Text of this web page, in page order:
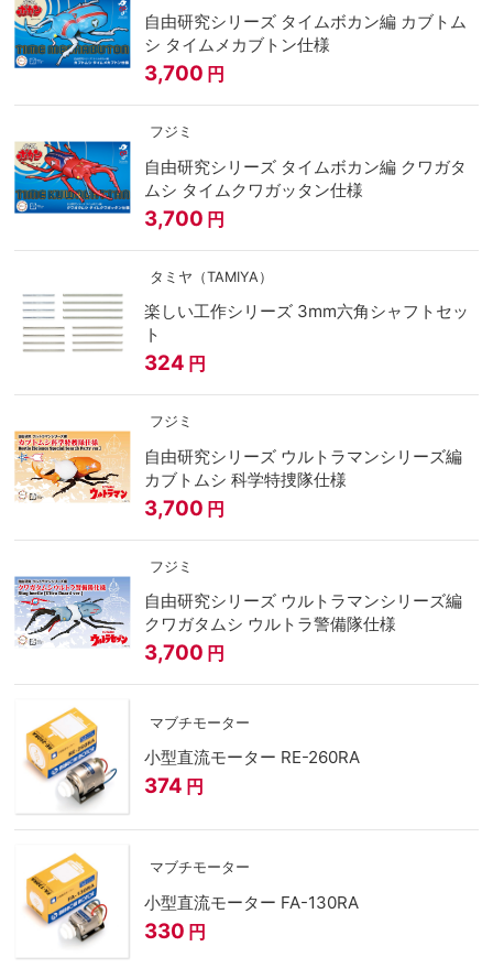
自由研究シリーズ タイムボカン編 カブトム
シ タイムメカブトン仕様
3,700 円
フジミ
自由研究シリーズ タイムボカン編 クワガタ
ムシ タイムクワガッタン仕様
3,700 円
タミヤ（TAMIYA）
楽しい工作シリーズ 3mm六角シャフトセッ
ト
324 円
フジミ
自由研究シリーズ ウルトラマンシリーズ編
カブトムシ 科学特捜隊仕様
3,700 円
フジミ
自由研究シリーズ ウルトラマンシリーズ編
クワガタムシ ウルトラ警備隊仕様
3,700 円
マブチモーター
小型直流モーター RE-260RA
374 円
マブチモーター
小型直流モーター FA-130RA
330 円